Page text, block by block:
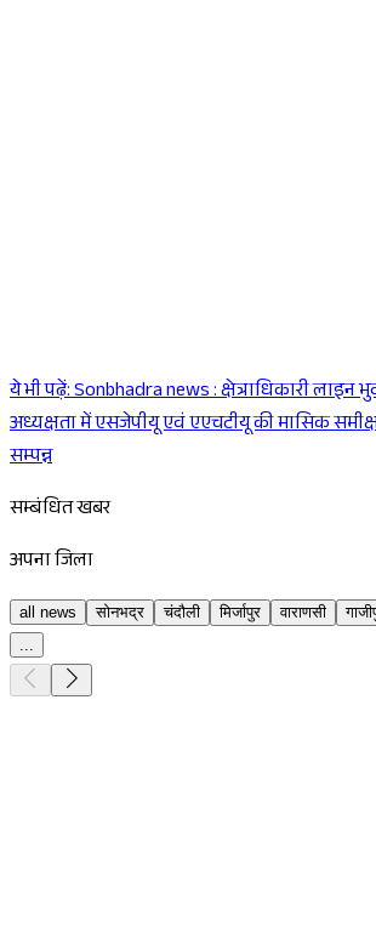
Sponsored
ये भी पढ़ें:Sonbhadra news : क्षेत्राधिकारी लाइन
अध्यक्षता में एसजेपीयू एवं एएचटीयू की मासिक
सम्पन्न
सम्बंधित खबर
अपना जिला
all news सोनभद्र चंदौली मिर्जापुर वाराणसी
...